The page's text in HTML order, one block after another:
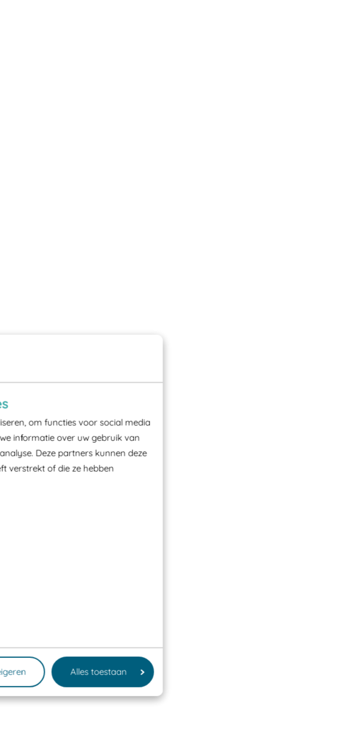
om functies voor social media
informatie over uw gebruik van
Deze partners kunnen deze
verstrekt of die ze hebben
Alles toestaan